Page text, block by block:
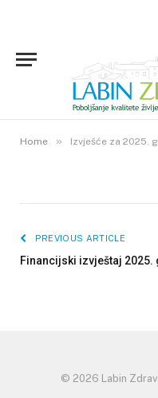
Home » Izvješće za 2025.
Izvješće za
9. TRAVNJA 2026. 0
PREVIOUS ARTICLE
Financijski izvještaj 2025.
© 2026 Labin